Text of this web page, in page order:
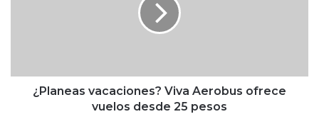
s
v
¿Planeas vacaciones? Viva Aerobus ofrece
vuelos desde 25 pesos